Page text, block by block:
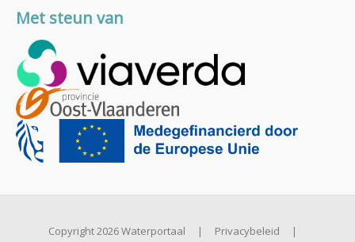
Met steun van
Copyright 2026 Waterportaal | Privacybeleid |